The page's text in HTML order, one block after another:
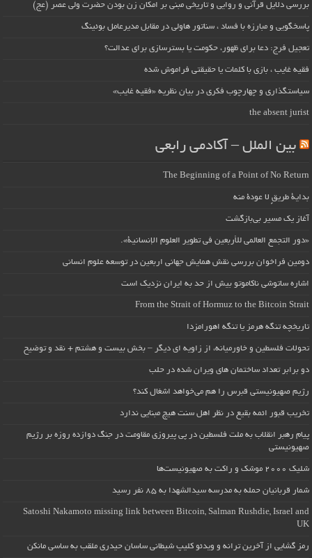
بررسی دلایل قرآنی و روایی و تاریخی مبنی بر امکان زن بودن حضرت ولی عصر (عج)
پاسخگویی و مبارزه با فساد ، سناتور هاولی در مقابل مدیرعامل بوئینگ
تعجیل فرج: دعا برای ظهور، حکومت یا بسترسازی برای عدالت؟
فقیه غایب ، بازی با کلمات یا حقیقتی فراموش شده
سیاستگذاری و چهارچوب فکری در بیان نظریه «فقیه غایب»
the absent jurist
بین الملل – آکادمی رابعی
The Beginning of a Point of No Return
بداية طريقٍ لا عودة منه
آغاز یک مسیر بی‌بازگشت
«دور التجمع العالمي للأربعين في تطوير العلوم الإنسانية».
دومین فراخوان بررسی نقش همایش جهانی اربعین در توسعه علوم انسانی
اشاره ساتوشی ناکاموتو بیش از حد به ایران نزدیک است
From the Strait of Hormuz to the Bitcoin Strait
تاریخچه تنگه هرمز یا تنگه اهورامزدا
تحولات فلسطین و خاورمیانه، از زاویه ای دیگر – بخش بیست و هشتم + نقد و توضیح
دو برابر تعداد ساختمان های ویران شده در حلب
رژیم صهیونیستی قبرس را هم می‌خواهد اشغال کند؟
تخریب قبور ائمه بقیع در نظر اهل سنت هیچ مبنایی ندارد
پیام رهبر انقلاب به ملت فلسطین در پی پیروزی مقاومت در جنگ دوازده روزه بر رژیم
صهیونیستی
شلیک ۲۰۰۰ موشک و راکت به صهیونیست‌ها
شمار قربانیان حمله به مدرسه سیدالشهدا به ۸۵ نفر رسید
Satoshi Nakamoto missing link between Bitcoin, Salman Rushdie, Israel and
UK
رمز گشایی از آخرین ترانه و ویدئو کلیپ شیطانی ساسان حیدری ملقب به ساسی مانکن